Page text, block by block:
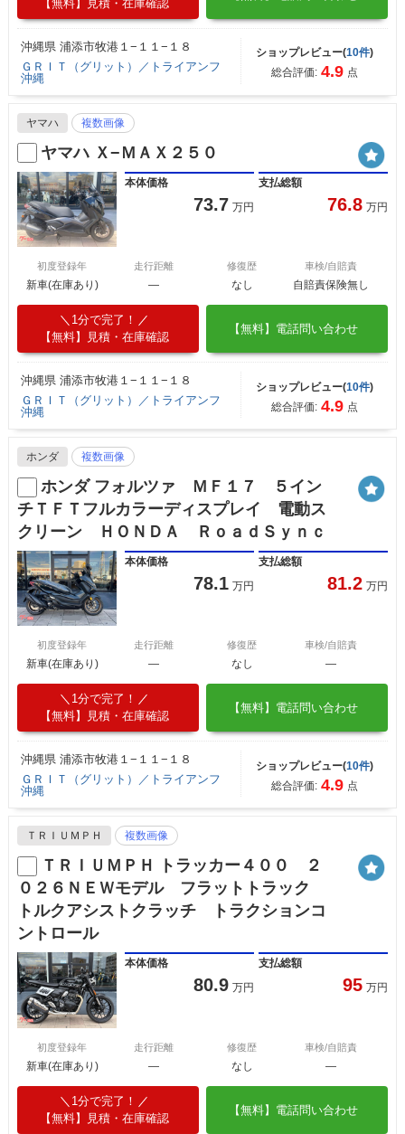
【無料】見積・在庫確認
沖縄県 浦添市牧港１−１１−１８
ＧＲＩＴ（グリット）／トライアンフ
沖縄
ショップレビュー(10件)
総合評価: 4.9 点
ヤマハ 複数画像
ヤマハ Ｘ−ＭＡＸ２５０
本体価格
73.7 万円
支払総額
76.8 万円
初度登録年
新車(在庫あり)
走行距離
―
修復歴
なし
車検/自賠責
自賠責保険無し
1分で完了！
【無料】見積・在庫確認
【無料】電話問い合わせ
沖縄県 浦添市牧港１−１１−１８
ＧＲＩＴ（グリット）／トライアンフ
沖縄
ショップレビュー(10件)
総合評価: 4.9 点
ホンダ 複数画像
ホンダ フォルツァ ＭＦ１７ ５イン
チＴＦＴフルカラーディスプレイ 電動ス
クリーン ＨＯＮＤＡ ＲｏａｄＳｙｎｃ
本体価格
78.1 万円
支払総額
81.2 万円
初度登録年
新車(在庫あり)
走行距離
―
修復歴
なし
車検/自賠責
―
1分で完了！
【無料】見積・在庫確認
【無料】電話問い合わせ
沖縄県 浦添市牧港１−１１−１８
ＧＲＩＴ（グリット）／トライアンフ
沖縄
ショップレビュー(10件)
総合評価: 4.9 点
ＴＲＩＵＭＰＨ 複数画像
ＴＲＩＵＭＰＨ トラッカー４００ ２
０２６ＮＥＷモデル フラットトラック
トルクアシストクラッチ トラクションコ
ントロール
本体価格
80.9 万円
支払総額
95 万円
初度登録年
新車(在庫あり)
走行距離
―
修復歴
なし
車検/自賠責
―
1分で完了！
【無料】見積・在庫確認
【無料】電話問い合わせ